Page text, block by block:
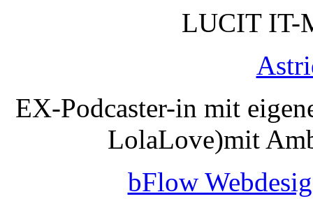
LUCIT IT-
EX-Podcaster-in mit
LolaLove)mit
bFlow